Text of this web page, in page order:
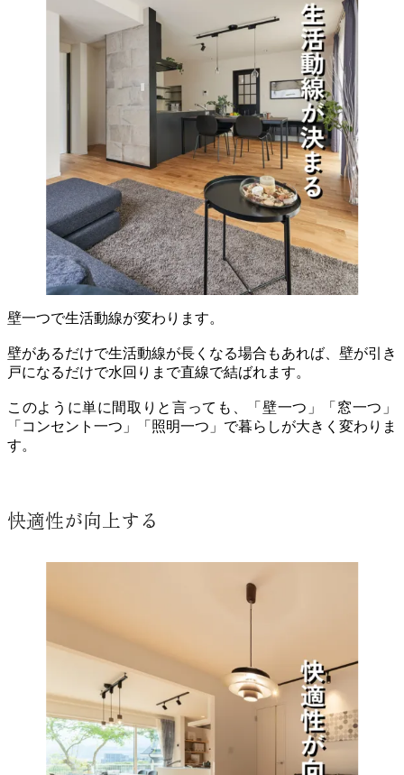
壁一つで生活動線が変わります。
壁があるだけで生活動線が長くなる場合もあれば、壁が引き
戸になるだけで水回りまで直線で結ばれます。
このように単に間取りと言っても、「壁一つ」「窓一つ」
「コンセント一つ」「照明一つ」で暮らしが大きく変わりま
す。
快適性が向上する